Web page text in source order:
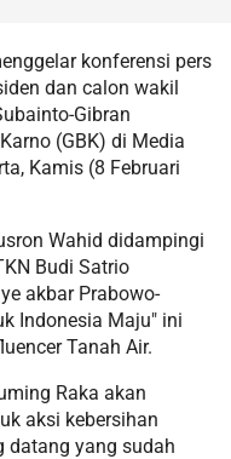
konferensi pers
dan calon wakil
Gibran
(GBK) di Media
Kamis (8 Februari
Wahid didampingi
Budi Satrio
akbar Prabowo-
Indonesia Maju" ini
Tanah Air.
Raka akan
aksi kebersihan
datang yang sudah